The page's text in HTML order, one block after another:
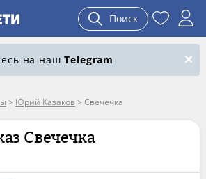
Поиск
на нашTelegram
> Юрий Казаков> Свечечка
Свечечка